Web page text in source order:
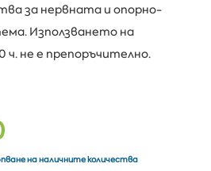
за нервната и опорно-
Използването на
ч. не е препоръчително.
на наличните количества